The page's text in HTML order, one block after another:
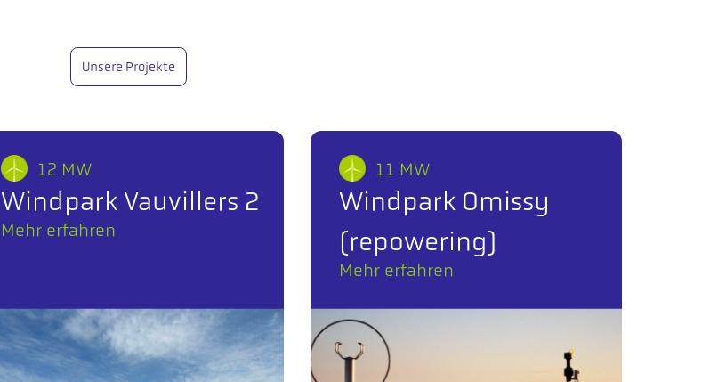
Unsere Projekte
12 MW
Windpark Vauvillers 2
Mehr erfahren
11 MW
Windpark Omissy
(repowering)
Mehr erfahren